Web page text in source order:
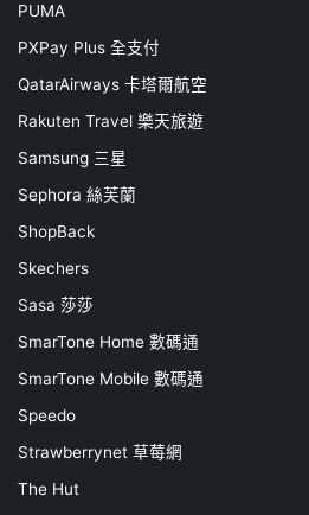
PUMA
PXPay Plus 全支付
QatarAirways 卡塔爾航空
Rakuten Travel 樂天旅遊
Samsung 三星
Sephora 絲芙蘭
ShopBack
Skechers
Sasa 莎莎
SmarTone Home 數碼通
SmarTone Mobile 數碼通
Speedo
Strawberrynet 草莓網
The Hut